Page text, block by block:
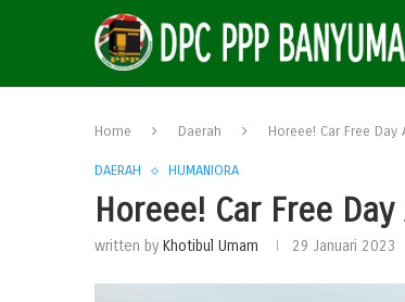
Home Daerah Horeee! Car Free
DAERAH HUMANIORA
Horeee! Car Free
written by Khotibul Umam 29 Januari 2023